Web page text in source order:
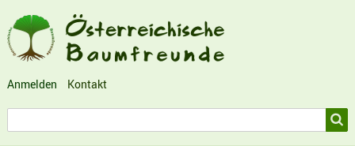
Benutzermenü
Anmelden Kontakt